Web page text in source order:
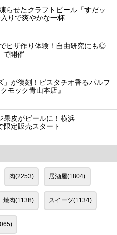
らせたクラフトビール「すだッ
りで爽やかな一杯
ピザ作り体験！自由研究にも◎
で開催
」が復刻！ピスタチオ香るパルフ
モック青山本店』
果皮がビールに！横浜
限定販売スタート
肉(2253) 居酒屋(1804)
焼肉(1138) スイーツ(1134)